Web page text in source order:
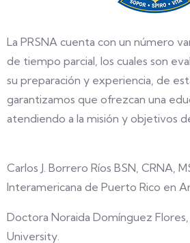
La PRSNA cuenta con un número
de tiempo parcial, los cuales son
su preparación y experiencia, de
garantizamos que ofrezcan una
atendiendo a la misión y objetivos
Carlos J. Borrero Ríos BSN, CRNA,
Interamericana de Puerto Rico en
Doctora Noraida Domínguez
University.